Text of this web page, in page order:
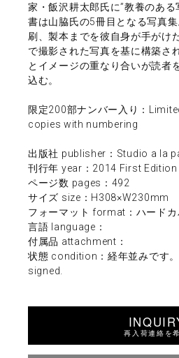
家・飯沢耕太郎氏に”教養のあ
書は山脇氏の5冊目となる写真
刷、製本までを彼自身が手がけ
で撮影された写真を基に構築さ
とイメージの重なり合いが読者
込む。
限定200部ナンバー入り：
copies with numbering
出版社 publisher：Studio a la
刊行年 year：2014 First Edition
ページ数 pages：492
サイズ size：H308×W230mm
フォーマット format：ハード
言語 language：
付属品 attachment：
状態 condition：経年並みです
signed.
再入荷連絡を